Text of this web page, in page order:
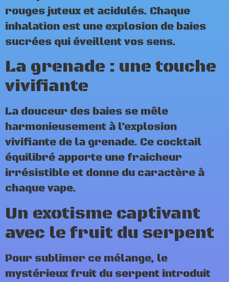
rouges juteux et acidulés. Chaque
inhalation est une explosion de baies
sucrées qui éveillent vos sens.
La grenade : une touche
vivifiante
La douceur des baies se mêle
harmonieusement à l’explosion
vivifiante de la grenade. Ce cocktail
équilibré apporte une fraicheur
irrésistible et donne du caractère à
chaque vape.
Un exotisme captivant
avec le fruit du serpent
Pour sublimer ce mélange, le
mystérieux fruit du serpent introduit